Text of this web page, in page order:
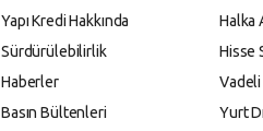
Yapı Kredi Hakkında
Sürdürülebilirlik
Haberler
Basın Bültenleri
Halka
Hisse
Vadeli
Yurt